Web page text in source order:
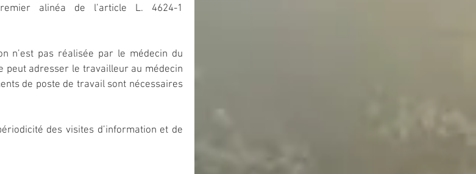
alinéa de l’article L. 4624-1
n’est pas réalisée par le médecin du
peut adresser le travailleur au médecin
de poste de travail sont nécessaires
des visites d’information et de